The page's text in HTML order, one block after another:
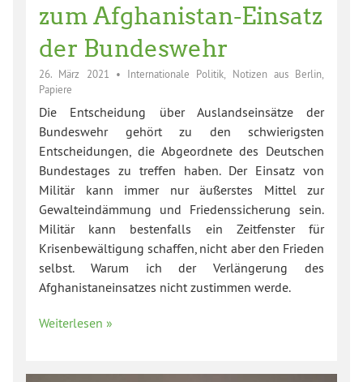
zum Afghanistan-Einsatz
der Bundeswehr
26. März 2021 • Internationale Politik Notizen aus Berlin
Papiere
Die Entscheidung über Auslandseinsätze der
Bundeswehr gehört zu den schwierigsten
Entscheidungen, die Abgeordnete des Deutschen
Bundestages zu treffen haben. Der Einsatz von
Militär kann immer nur äußerstes Mittel zur
Gewalteindämmung und Friedenssicherung sein.
Militär kann bestenfalls ein Zeitfenster für
Krisenbewältigung schaffen, nicht aber den Frieden
selbst. Warum ich der Verlängerung des
Afghanistaneinsatzes nicht zustimmen werde.
Weiterlesen »